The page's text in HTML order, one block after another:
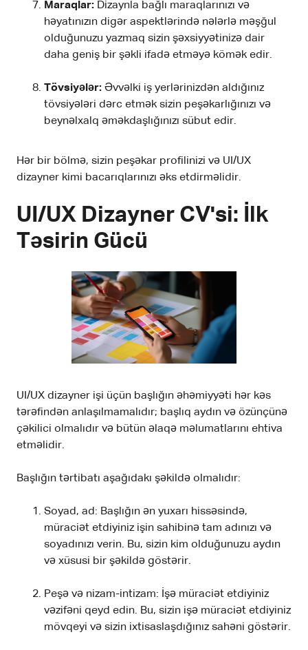
Maraqlar: Dizaynla bağlı maraqlarınızı və
həyatınızın digər aspektlərində nələrlə məşğul
olduğunuzu yazmaq sizin şəxsiyyətinizə dair
daha geniş bir şəkli ifadə etməyə kömək edir.
Tövsiyələr: Əvvəlki iş yerlərinizdən aldığınız
tövsiyələri dərc etmək sizin peşəkarlığınızı və
beynəlxalq əməkdaşlığınızı sübut edir.
Hər bir bölmə, sizin peşəkar profilinizi və UI/UX
dizayner kimi bacarıqlarınızı əks etdirməlidir.
UI/UX Dizayner CV'si: İlk
Təsirin Gücü
UI/UX dizayner işi üçün başlığın əhəmiyyəti hər kəs
tərəfindən anlaşılmamalıdır; başlıq aydın və özünçünə
çəkilici olmalıdır və bütün əlaqə məlumatlarını ehtiva
etməlidir.
Başlığın tərtibatı aşağıdakı şəkildə olmalıdır:
Soyad, ad: Başlığın ən yuxarı hissəsində,
müraciət etdiyiniz işin sahibinə tam adınızı və
soyadınızı verin. Bu, sizin kim olduğunuzu aydın
və xüsusi bir şəkildə göstərir.
Peşə və nizam-intizam: İşə müraciət etdiyiniz
vəzifəni qeyd edin. Bu, sizin işə müraciət etdiyiniz
mövqeyi və sizin ixtisaslaşdığınız sahəni göstərir.